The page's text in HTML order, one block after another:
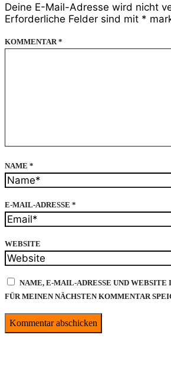
Deine E-Mail-Adresse wird nicht
Erforderliche Felder sind mit *
KOMMENTAR *
NAME *
E-MAIL-ADRESSE *
WEBSITE
NAME, E-MAIL-ADRESSE UND WEBSITE
FÜR MEINEN NÄCHSTEN KOMMENTAR